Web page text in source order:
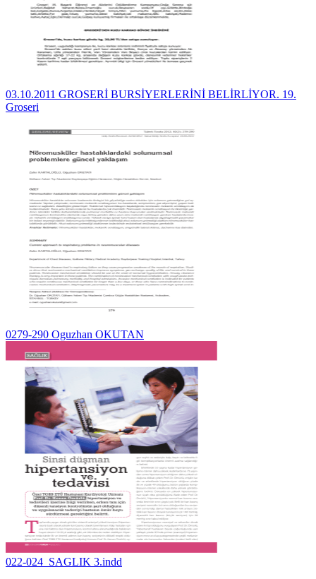
03.10.2011 GROSERİ BURSİYERLERİNİ BELİRLİYOR. 19.
Groseri
0279-290 Oguzhan OKUTAN
022-024_SAGLIK 3.indd